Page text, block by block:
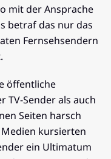
mit der Ansprache
betraf das nur das
Fernsehsendern
öffentliche
TV-Sender als auch
Seiten harsch
kursierten
ein Ultimatum